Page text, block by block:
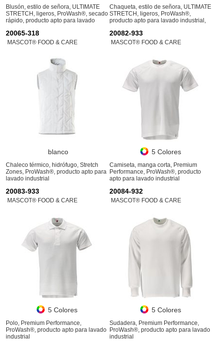
Blusón, estilo de señora, ULTIMATE
STRETCH, ligeros, ProWash®, secado
rápido, producto apto para lavado
Chaqueta, estilo de señora, ULTIMATE
STRETCH, ligeros, ProWash®,
producto apto para lavado industrial,
20065-318
MASCOT® FOOD & CARE
blanco
Chaleco térmico, hidrófugo, Stretch
Zones, ProWash®, producto apto para
lavado industrial
20082-933
MASCOT® FOOD & CARE
5 Colores
Camiseta, manga corta, Premium
Performance, ProWash®, producto
apto para lavado industrial
20083-933
MASCOT® FOOD & CARE
5 Colores
Polo, Premium Performance,
ProWash®, producto apto para lavado
industrial
20084-932
MASCOT® FOOD & CARE
5 Colores
Sudadera, Premium Performance,
ProWash®, producto apto para lavado
industrial